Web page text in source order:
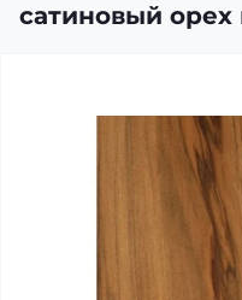
сатиновый орех